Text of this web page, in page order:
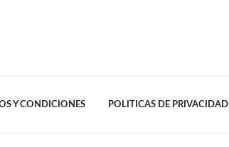
Y CONDICIONES POLITICAS DE PRIVACIDAD